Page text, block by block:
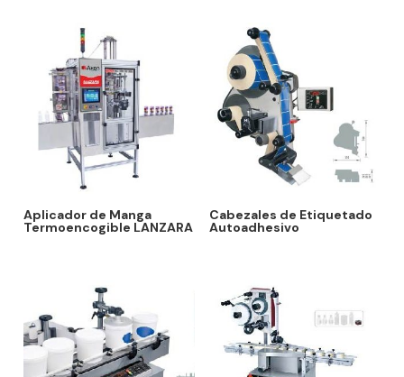
Aplicador de Manga
Termoencogible LANZARA
Cabezales de Etiquetado
Autoadhesivo